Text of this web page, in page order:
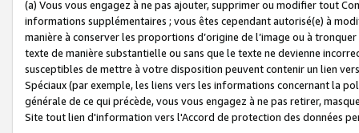
(a) Vous vous engagez à ne pas ajouter, supprimer ou modifier tout
informations supplémentaires ; vous êtes cependant autorisé(e) à
manière à conserver les proportions d’origine de l’image ou à
texte de manière substantielle ou sans que le texte ne devienne
susceptibles de mettre à votre disposition peuvent contenir un lien
Spéciaux (par exemple, les liens vers les informations concernant la
générale de ce qui précède, vous vous engagez à ne pas retirer,
Site tout lien d'information vers l'Accord de protection des données